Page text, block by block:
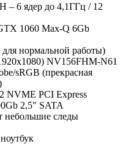
– 6 ядер до 4,1ГГц / 12
1060 Max-Q 6Gb
нормальной работы)
NV156FHM-N61
sRGB (прекрасная
NVME PCI Express
2,5" SATA
небольшие следы